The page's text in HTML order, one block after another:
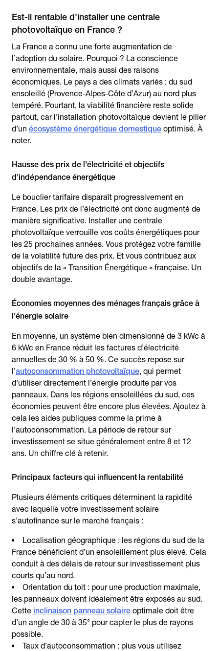
Est-il rentable d'installer une centrale
photovoltaïque en France ?
La France a connu une forte augmentation de
l’adoption du solaire. Pourquoi ? La conscience
environnementale, mais aussi des raisons
économiques. Le pays a des climats variés : du sud
ensoleillé (Provence-Alpes-Côte d’Azur) au nord plus
tempéré. Pourtant, la viabilité financière reste solide
partout, car l’installation photovoltaïque devient le pilier
d’un écosystème énergétique domestique optimisé. À
noter.
Hausse des prix de l'électricité et objectifs
d'indépendance énergétique
Le bouclier tarifaire disparaît progressivement en
France. Les prix de l’électricité ont donc augmenté de
manière significative. Installer une centrale
photovoltaïque verrouille vos coûts énergétiques pour
les 25 prochaines années. Vous protégez votre famille
de la volatilité future des prix. Et vous contribuez aux
objectifs de la « Transition Énergétique » française. Un
double avantage.
Économies moyennes des ménages français grâce à
l'énergie solaire
En moyenne, un système bien dimensionné de 3 kWc à
6 kWc en France réduit les factures d’électricité
annuelles de 30 % à 50 %. Ce succès repose sur
l’autoconsommation photovoltaïque, qui permet
d’utiliser directement l’énergie produite par vos
panneaux. Dans les régions ensoleillées du sud, ces
économies peuvent être encore plus élevées. Ajoutez à
cela les aides publiques comme la prime à
l’autoconsommation. La période de retour sur
investissement se situe généralement entre 8 et 12
ans. Un chiffre clé à retenir.
Principaux facteurs qui influencent la rentabilité
Plusieurs éléments critiques déterminent la rapidité
avec laquelle votre investissement solaire
s’autofinance sur le marché français :
Localisation géographique : les régions du sud de la
France bénéficient d’un ensoleillement plus élevé. Cela
conduit à des délais de retour sur investissement plus
courts qu’au nord.
Orientation du toit : pour une production maximale,
les panneaux doivent idéalement être exposés au sud.
Cette inclinaison panneau solaire optimale doit être
d’un angle de 30 à 35° pour capter le plus de rayons
possible.
Taux d’autoconsommation : plus vous utilisez